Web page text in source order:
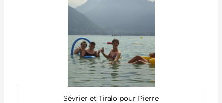
Sévrier et Tiralo pour Pierre